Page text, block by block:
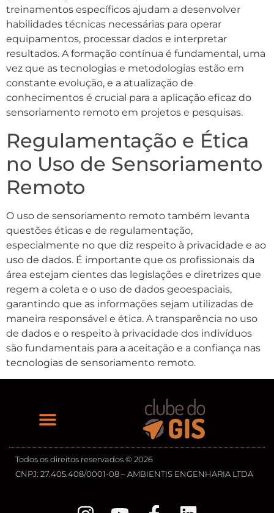
treinamentos específicos ajudam a desenvolver
habilidades técnicas necessárias para operar
equipamentos, processar dados e interpretar
resultados. A formação contínua é fundamental, uma
vez que as tecnologias e metodologias estão em
constante evolução, e a atualização de
conhecimentos é crucial para a aplicação eficaz do
sensoriamento remoto em projetos e pesquisas.
Regulamentação e Ética
no Uso de Sensoriamento
Remoto
O uso de sensoriamento remoto também levanta
questões éticas e de regulamentação,
especialmente no que diz respeito à privacidade e ao
uso de dados. É importante que os profissionais da
área estejam cientes das legislações e diretrizes que
regem a coleta e o uso de dados geoespaciais,
garantindo que as informações sejam utilizadas de
maneira responsável e ética. A transparência no uso
de dados e o respeito à privacidade dos indivíduos
são fundamentais para a aceitação e a confiança nas
tecnologias de sensoriamento remoto.
Todos os direitos reservados © 2026
CNPJ: 27.405.408/0001-08 – AMBIENTIS ENGENHARIA LTDA